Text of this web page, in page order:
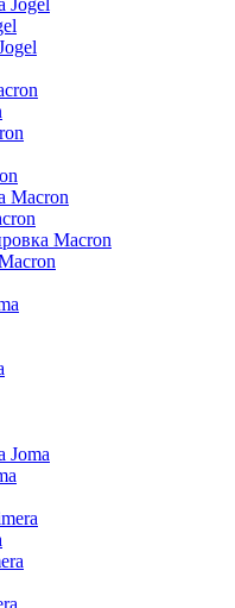
Jogel
Macron
Macron
Joma